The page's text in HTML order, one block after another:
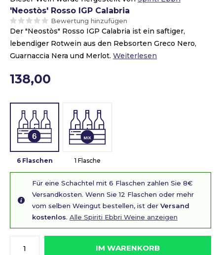
'Neostòs' Rosso IGP Calabria
Bewertung hinzufügen
Der "Neostòs" Rosso IGP Calabria ist ein saftiger,
lebendiger Rotwein aus den Rebsorten Greco Nero,
Guarnaccia Nera und Merlot. Weiterlesen
138,00
6 Flaschen 1 Flasche
Für eine Schachtel mit 6 Flaschen zahlen Sie 8€
Versandkosten. Wenn Sie 12 Flaschen oder mehr
vom selben Weingut bestellen, ist der Versand
kostenlos. Alle Spiriti Ebbri Weine anzeigen
IM WARENKORB